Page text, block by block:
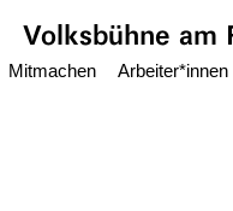
Volksbühne am
Mitmachen Arbeiter*innen